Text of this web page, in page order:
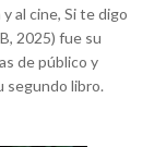
al cine, Si te digo
2025) fue su
de público y
segundo libro.